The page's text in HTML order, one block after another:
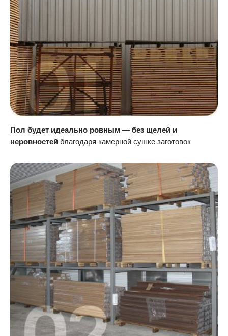
Пол будет идеально ровным — без щелей и
неровностей благодаря камерной сушке заготовок